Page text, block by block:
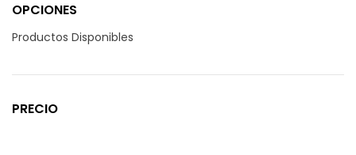
OPCIONES
Productos Disponibles
PRECIO